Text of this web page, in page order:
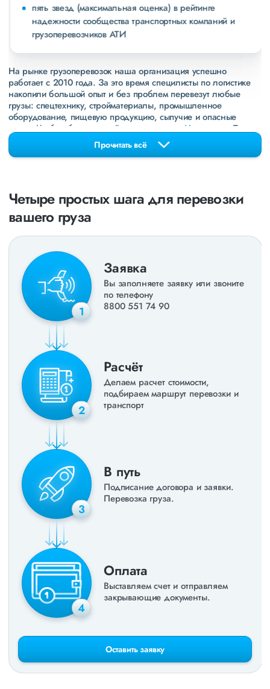
пять звезд (максимальная оценка) в рейтинге
надежности сообщества транспортных компаний и
грузоперевозчиков АТИ
На рынке грузоперевозок наша организация успешно
работает с 2010 года. За это время специлисты по логистике
накопили большой опыт и без проблем перевезут любые
грузы: спецтехнику, стройматериалы, промышленное
оборудование, пищевую продукцию, сыпучие и опасные
грузы. Чтобы убедиться зайдите в раздел
«Наш опыт»
. Там
свежие примеры перевозок, которые обновляются несколько
раз в неделю. Также недавно мы запустили новые
направления вДНРиЛНР. Предоставляем все стандартные
экспедирование. За каждым клиентом закреплен менеджер,
который сообщит о текущем статусе вашего груза. Чтобы
получить коммерческое предложение заполните форму на
РФ).
Прочитать всё
Четыре простых шага для перевозки
вашего груза
1
Заявка
Вы заполняете заявку или звоните
по телефону
8800 551 74 90
2
Расчёт
Делаем расчет стоимости,
подбираем маршрут перевозки и
транспорт
3
В путь
Подписание договора и заявки.
Перевозка груза.
4
Оплата
Выставляем счет и отправляем
закрывающие документы.
Оставить заявку